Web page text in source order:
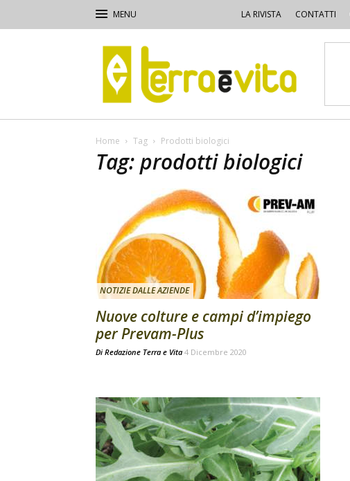
LA RIVISTA CONTATTI
Terra
e
Vita
Home Tag Prodotti biologici
Tag: prodotti biologici
NOTIZIE DALLE AZIENDE
Nuove colture e campi d’impiego
per Prevam-Plus
Di Redazione Terra e Vita 4 Dicembre 2020